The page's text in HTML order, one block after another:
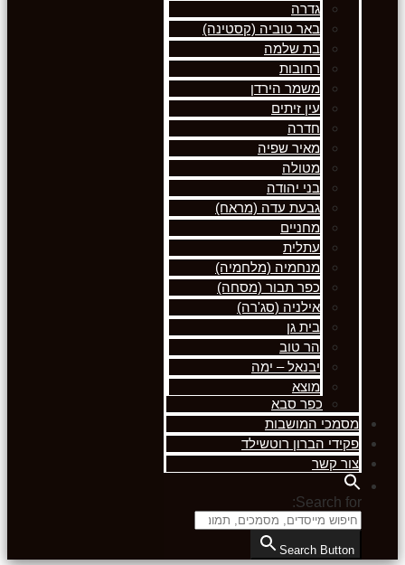
גדרה
באר טוביה (קסטינה)
בת שלמה
רחובות
משמר הירדן
עין זיתים
חדרה
מאיר שפיה
מטולה
בני יהודה
גבעת עדה (מראח)
מחניים
עתלית
מנחמיה (מלחמיה)
כפר תבור (מסחה)
אילניה (סג'רה)
בית גן
הר טוב
יבנאל – ימה
מוצא
כפר סבא
מסמכי המושבות
פקידי הברון רוטשילד
צור קשר
Search for:
Search Button